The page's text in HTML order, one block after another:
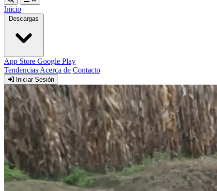
Inicio
Descargas
App Store Google Play
Tendencias Acerca de Contacto
Iniciar Sesión